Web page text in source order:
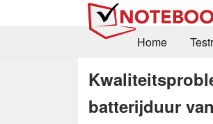
Home
batterijduur